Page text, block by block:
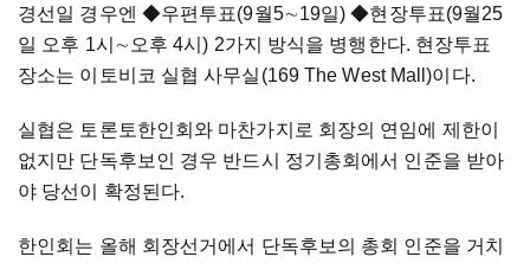
경선일 경우엔 ◆우편투표(9월5∼19일)◆현장투표(9월25
일 오후 1시∼오후 4시) 2가지 방식을 병행한다. 현장투표
장소는 이토비코 실협 사무실(169 The West Mall)이다.
실협은 토론토한인회와 마찬가지로 회장의 연임에 제한이
없지만 단독후보인 경우 반드시 정기총회에서 인준을 받아
야 당선이 확정된다.
한인회는 올해 회장선거에서 단독후보의 총회 인준을 거치